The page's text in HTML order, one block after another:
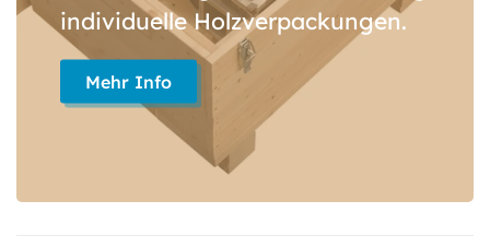
individuelle Holzverpackungen.
Mehr Info